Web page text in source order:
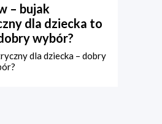
– bujak
dla dziecka to
wybór?
dla dziecka – dobry